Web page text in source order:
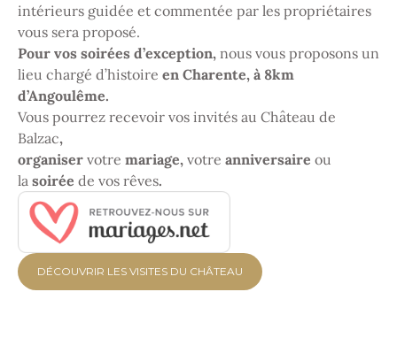
intérieurs guidée et commentée par les propriétaires
vous sera proposé.
Pour vos soirées d’exception, nous vous proposons un
lieu chargé d’histoire en Charente, à 8km
d’Angoulême.
Vous pourrez recevoir vos invités au Château de
Balzac,
organiser votre mariage, votre anniversaire ou
la soirée de vos rêves.
DÉCOUVRIR LES VISITES DU CHÂTEAU